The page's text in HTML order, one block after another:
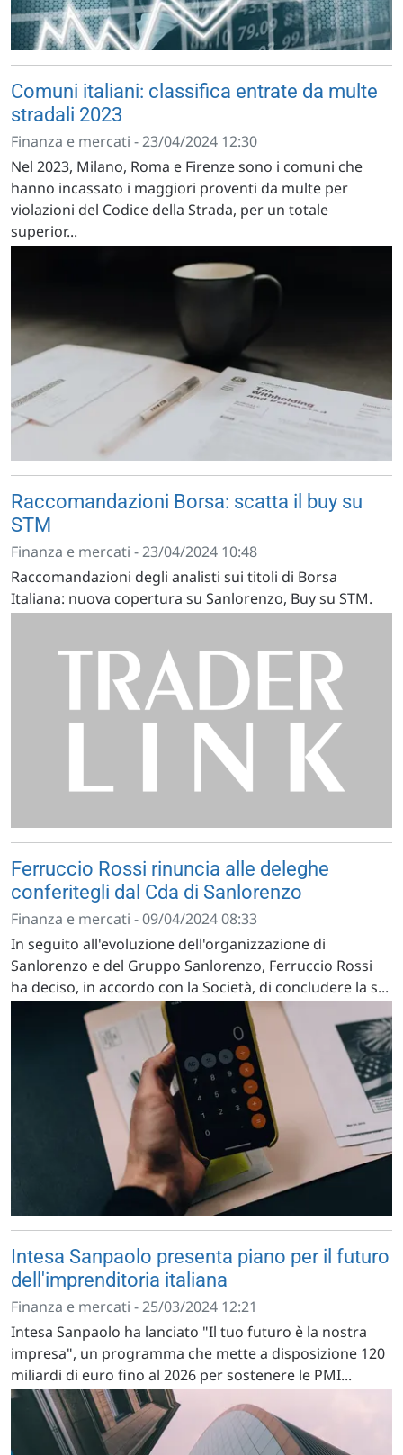
Comuni italiani: classifica entrate da multe
stradali 2023
Finanza e mercati - 23/04/2024 12:30
Nel 2023, Milano, Roma e Firenze sono i comuni che
hanno incassato i maggiori proventi da multe per
violazioni del Codice della Strada, per un totale
superior...
Raccomandazioni Borsa: scatta il buy su
STM
Finanza e mercati - 23/04/2024 10:48
Raccomandazioni degli analisti sui titoli di Borsa
Italiana: nuova copertura su Sanlorenzo, Buy su STM.
Ferruccio Rossi rinuncia alle deleghe
conferitegli dal Cda di Sanlorenzo
Finanza e mercati - 09/04/2024 08:33
In seguito all'evoluzione dell'organizzazione di
Sanlorenzo e del Gruppo Sanlorenzo, Ferruccio Rossi
ha deciso, in accordo con la Società, di concludere la s...
Intesa Sanpaolo presenta piano per il futuro
dell'imprenditoria italiana
Finanza e mercati - 25/03/2024 12:21
Intesa Sanpaolo ha lanciato "Il tuo futuro è la nostra
impresa", un programma che mette a disposizione 120
miliardi di euro fino al 2026 per sostenere le PMI...